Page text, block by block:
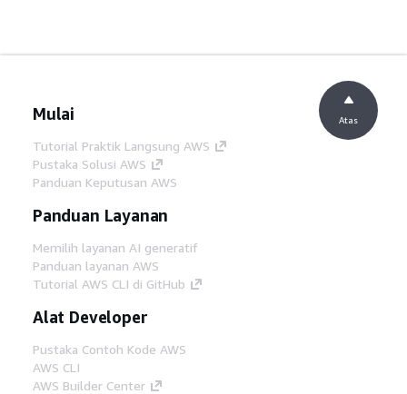
Mulai
Tutorial Praktik Langsung AWS
Pustaka Solusi AWS
Panduan Keputusan AWS
Panduan Layanan
Memilih layanan AI generatif
Panduan layanan AWS
Tutorial AWS CLI di GitHub
Alat Developer
Pustaka Contoh Kode AWS
AWS CLI
AWS Builder Center
Atas